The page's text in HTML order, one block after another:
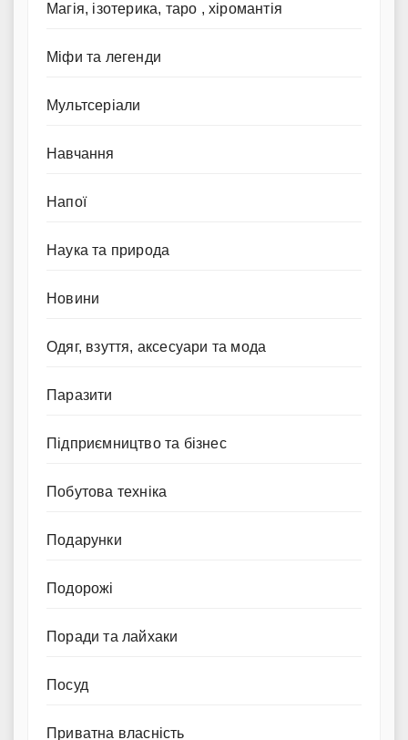
Магія, ізотерика, таро , хіромантія
Міфи та легенди
Мультсеріали
Навчання
Напої
Наука та природа
Новини
Одяг, взуття, аксесуари та мода
Паразити
Підприємництво та бізнес
Побутова техніка
Подарунки
Подорожі
Поради та лайхаки
Посуд
Приватна власність